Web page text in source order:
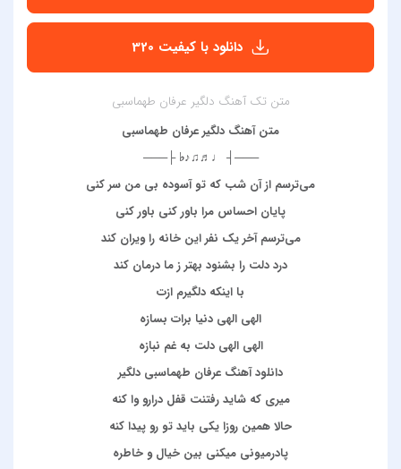
دانلود با کیفیت 320
متن تک آهنگ دلگیر عرفان طهماسبی
متن آهنگ دلگیر عرفان طهماسبی
───┤ ♩♬♫♪♭ ├───
می‌ترسم از آن شب که تو آسوده بی من سر کنی
پایان احساس مرا باور کنی باور کنی
می‌ترسم آخر یک نفر این خانه را ویران کند
درد دلت را بشنود بهتر ز ما درمان کند
با اینکه دلگیرم ازت
الهی الهی دنیا برات بسازه
الهی الهی دلت به غم نبازه
دانلود آهنگ عرفان طهماسبی دلگیر
میری که شاید رفتنت قفل درارو وا کنه
حالا همین روزا یکی باید تو رو پیدا کنه
پادرمیونی میکنی بین خیال و خاطره